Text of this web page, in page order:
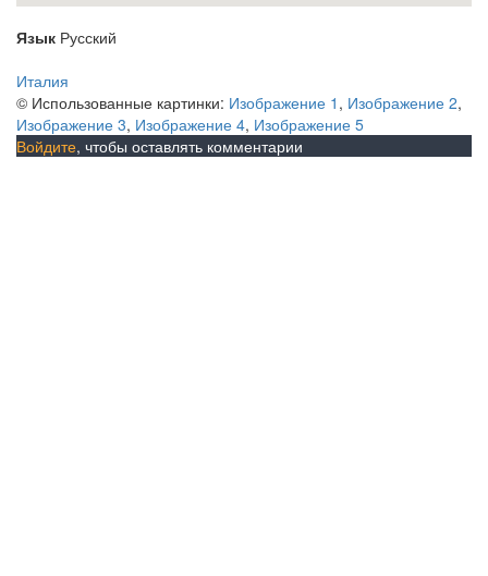
Язык Русский
Италия
© Использованные картинки: Изображение 1 , Изображение 2,
Изображение 3, Изображение 4, Изображение 5
Войдите, чтобы оставлять комментарии